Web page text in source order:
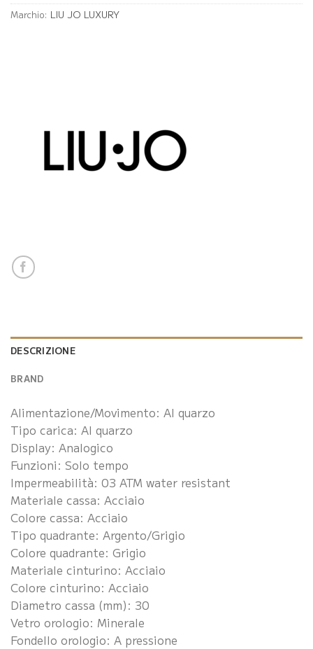
Marchio: LIU JO LUXURY
DESCRIZIONE
BRAND
Alimentazione/Movimento: Al quarzo
Tipo carica: Al quarzo
Display: Analogico
Funzioni: Solo tempo
Impermeabilità: 03 ATM water resistant
Materiale cassa: Acciaio
Colore cassa: Acciaio
Tipo quadrante: Argento/Grigio
Colore quadrante: Grigio
Materiale cinturino: Acciaio
Colore cinturino: Acciaio
Diametro cassa (mm): 30
Vetro orologio: Minerale
Fondello orologio: A pressione